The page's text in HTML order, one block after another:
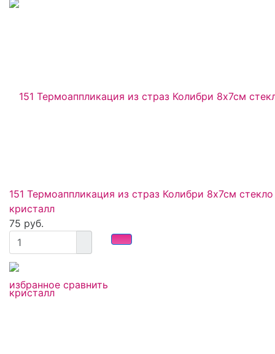
избранное сравнить
151 Термоаппликация из страз Колибри 8х7см стекло
кристалл
75 руб.